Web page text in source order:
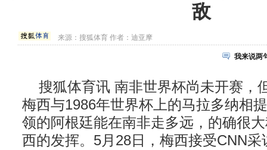
敌
来源：搜狐体育 作者：迪亚摩
我来说两
搜狐体育讯 南非世界杯尚未开赛，
梅西与1986年世界杯上的马拉多纳相
领的阿根廷能在南非走多远，的确很
西的发挥。5月28日，梅西接受CNN